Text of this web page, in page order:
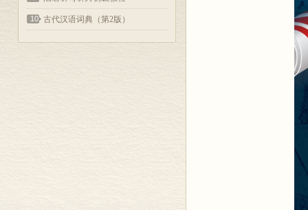
10 古代汉语词典（第2版）